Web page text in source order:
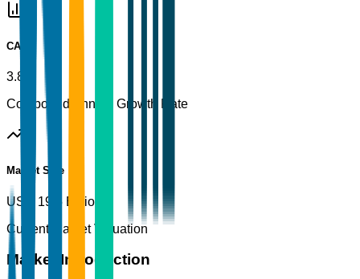
CAGR
3.8%
Compound Annual Growth Rate
Market Size
USD 19.5 Billion
Current Market Valuation
Market Introduction